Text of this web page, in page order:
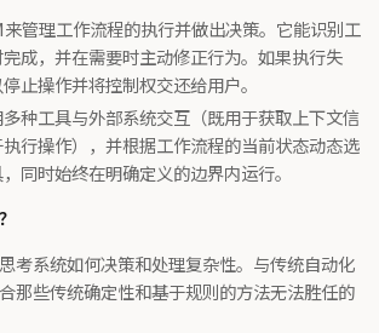
管理工作流程的执行并做出决策。它能识别工
成，并在需要时主动修正行为。如果执行失
止操作并将控制权交还给用户。
种工具与外部系统交互（既用于获取上下文信
行操作），并根据工作流程的当前状态动态选
同时始终在明确定义的边界内运行。
考系统如何决策和处理复杂性。与传统自动化
那些传统确定性和基于规则的方法无法胜任的